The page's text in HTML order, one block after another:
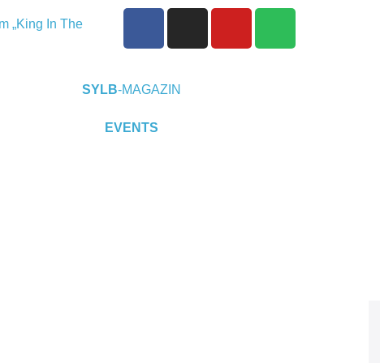
„King In The
ReleaseshowSYLB-MAGAZIN
EVENTS